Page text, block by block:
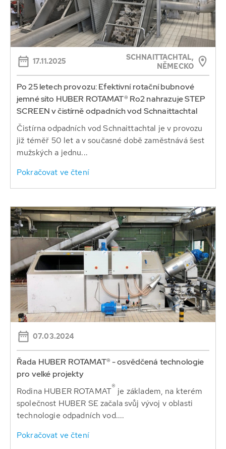
17.11.2025
SCHNAITTACHTAL,
NĚMECKO
Po 25 letech provozu: Efektivní rotační bubnové
jemné síto HUBER ROTAMAT® Ro2 nahrazuje STEP
SCREEN v čistírně odpadních vod Schnaittachtal
Čistírna odpadních vod Schnaittachtal je v provozu
již téměř 50 let a v současné době zaměstnává šest
mužských a jednu...
Pokračovat ve čtení
07.03.2024
Řada HUBER ROTAMAT® - osvědčená technologie
pro velké projekty
Rodina HUBER ROTAMAT® je základem, na kterém
společnost HUBER SE začala svůj vývoj v oblasti
technologie odpadních vod....
Pokračovat ve čtení